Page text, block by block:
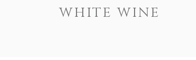
WHITE WINE